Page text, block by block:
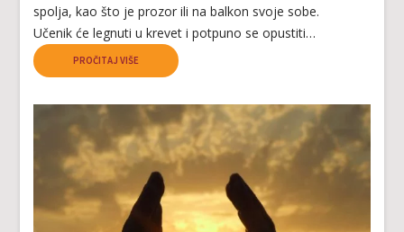
spolja, kao što je prozor ili na balkon svoje sobe.
Učenik će legnuti u krevet i potpuno se opustiti…
PROČITAJ VIŠE